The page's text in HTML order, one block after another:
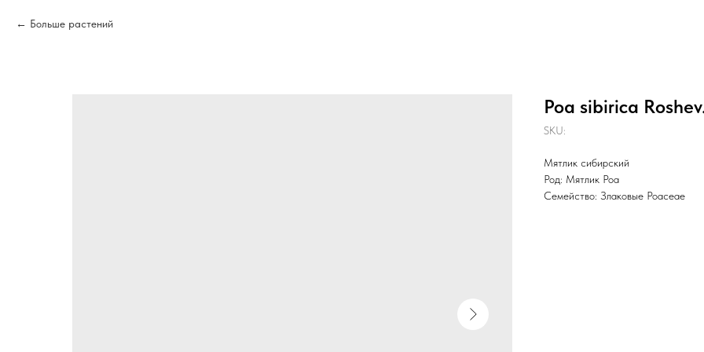
Больше растений
Poa sibirica
SKU:
Мятлик сибирский
Род: Мятлик Poa
Семейство: Злаковые Poaceae